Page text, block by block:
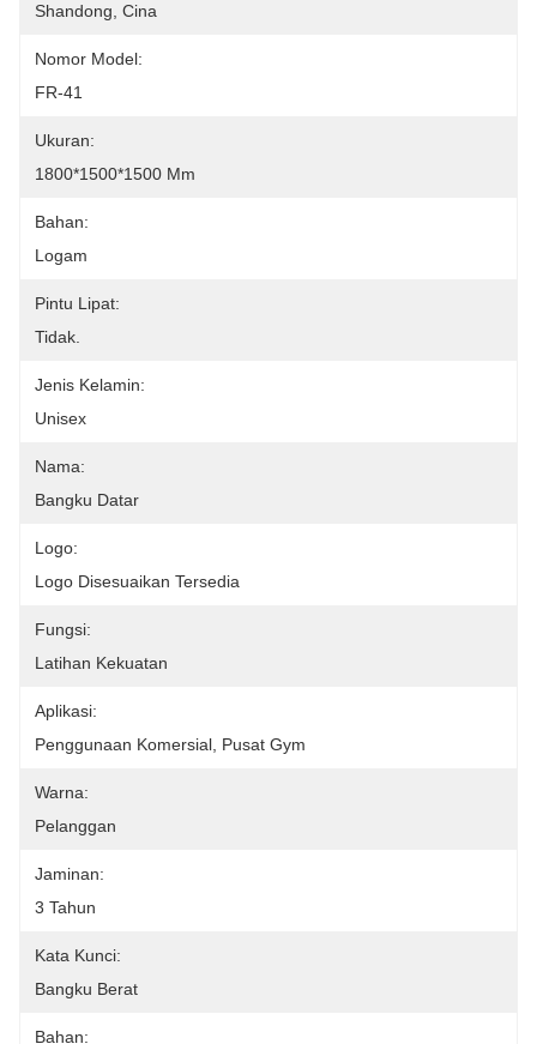
Shandong, Cina
Nomor Model:
FR-41
Ukuran:
1800*1500*1500 Mm
Bahan:
Logam
Pintu Lipat:
Tidak.
Jenis Kelamin:
Unisex
Nama:
Bangku Datar
Logo:
Logo Disesuaikan Tersedia
Fungsi:
Latihan Kekuatan
Aplikasi:
Penggunaan Komersial, Pusat Gym
Warna:
Pelanggan
Jaminan:
3 Tahun
Kata Kunci:
Bangku Berat
Bahan: